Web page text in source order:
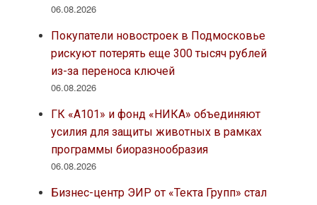
06.08.2026
Покупатели новостроек в Подмосковье
рискуют потерять еще 300 тысяч рублей
из-за переноса ключей
06.08.2026
ГК «А101» и фонд «НИКА» объединяют
усилия для защиты животных в рамках
программы биоразнообразия
06.08.2026
Бизнес-центр ЭИР от «Текта Групп» стал